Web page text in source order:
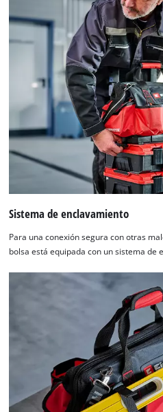
Sistema de enclavamiento
Para una conexión segura con otras
bolsa está equipada con un sistema de